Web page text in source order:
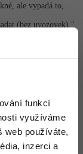
funkcí
využíváme
web používáte,
inzerci a
ale vypadá to,
(bez uvozovek) "
22.6.2014 23:50